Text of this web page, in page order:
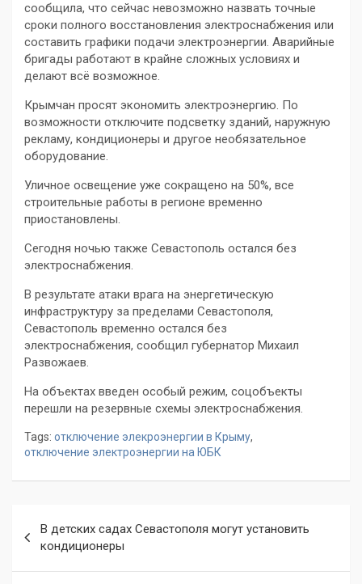
сообщила, что сейчас невозможно назвать точные
сроки полного восстановления электроснабжения или
составить графики подачи электроэнергии. Аварийные
бригады работают в крайне сложных условиях и
делают всё возможное.
Крымчан просят экономить электроэнергию. По
возможности отключите подсветку зданий, наружную
рекламу, кондиционеры и другое необязательное
оборудование.
Уличное освещение уже сокращено на 50%, все
строительные работы в регионе временно
приостановлены.
Сегодня ночью также Севастополь остался без
электроснабжения.
В результате атаки врага на энергетическую
инфраструктуру за пределами Севастополя,
Севастополь временно остался без
электроснабжения, сообщил губернатор Михаил
Развожаев.
На объектах введен особый режим, соцобъекты
перешли на резервные схемы электроснабжения.
Tags: отключение элекроэнергии в Крыму,
отключение электроэнергии на ЮБК
по
записям
В детских садах Севастополя могут установить
кондиционеры